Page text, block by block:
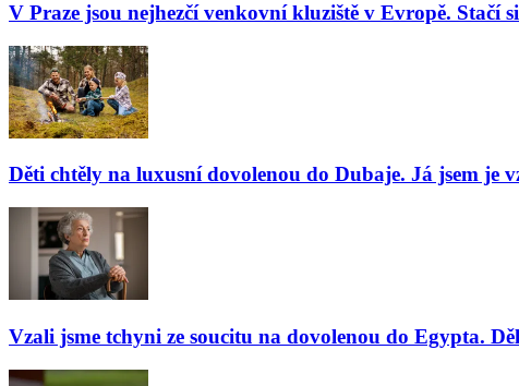
V Praze jsou nejhezčí venkovní kluziště v Evropě. Stačí
Děti chtěly na luxusní dovolenou do Dubaje. Já jsem je
Vzali jsme tchyni ze soucitu na dovolenou do Egypta.